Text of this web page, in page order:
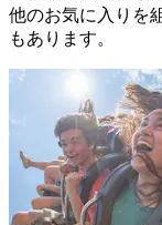
他のお気に入りを
もあります。